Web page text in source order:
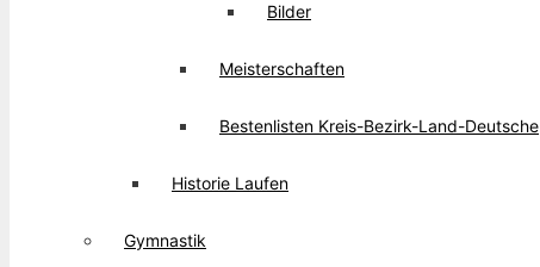
Bilder
Meisterschaften
Bestenlisten Kreis-Bezirk-Land-Deutsche
Historie Laufen
Gymnastik